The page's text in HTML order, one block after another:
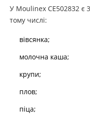
У Moulinex CE502832 є
тому числі:
вівсянка;
молочна каша;
крупи;
плов;
піца;